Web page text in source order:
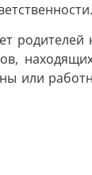
родителей
или